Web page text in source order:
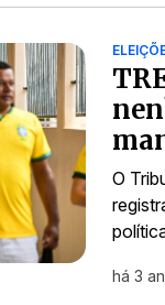
O
há 3